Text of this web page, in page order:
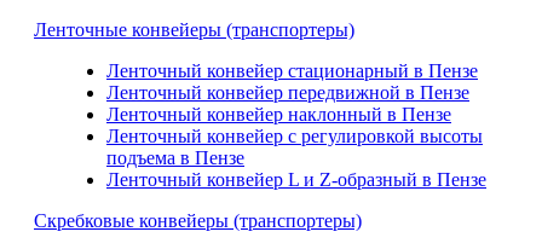
Ленточные конвейеры (транспортеры)
Ленточный конвейер стационарный в Пензе
Ленточный конвейер передвижной в Пензе
Ленточный конвейер наклонный в Пензе
Ленточный конвейер с регулировкой высоты
подъема в Пензе
Ленточный конвейер L и Z-образный в Пензе
Скребковые конвейеры (транспортеры)